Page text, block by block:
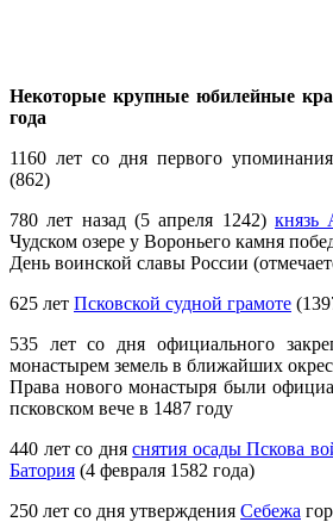
Некоторые крупные юбилейные
года
1160 лет со дня первого
(862)
780 лет назад (5 апреля 1242) князь
Чудском озере у Вороньего камня
День воинской славы России
625 лет Псковской судной грамоте
535 лет со дня официального
монастырем земель в ближайших
Права нового монастыря были
псковском вече в 1487 году
440 лет со дняснятия осады Пскова
Батория (4 февраля 1582 года)
250 лет со дня утверждения Себежа